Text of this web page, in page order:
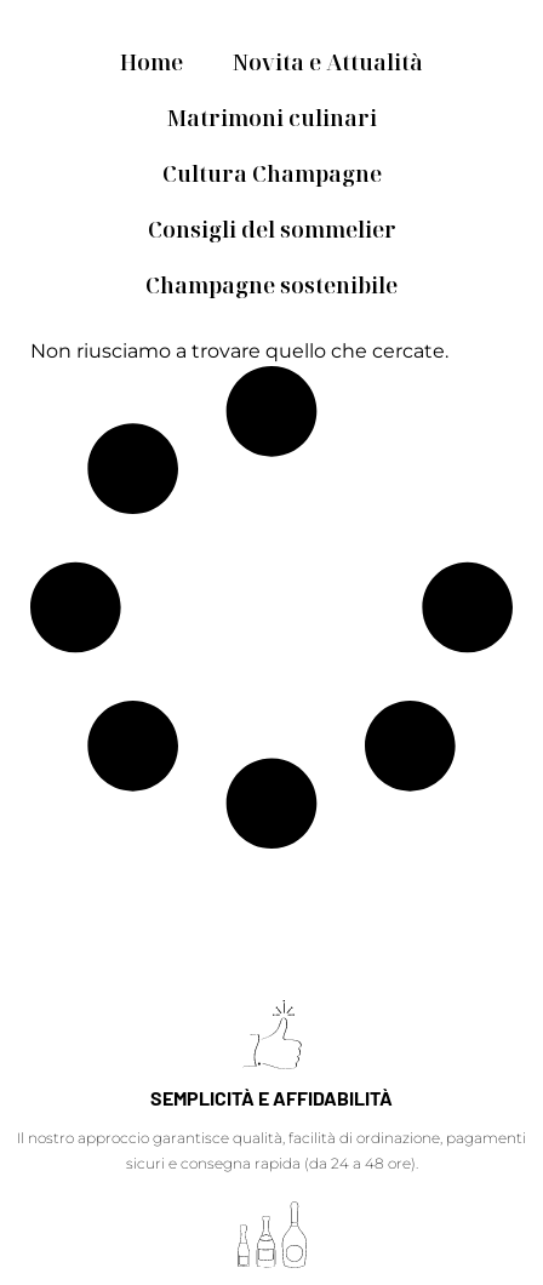
Home
Novita e Attualità
Matrimoni culinari
Cultura Champagne
Consigli del sommelier
Champagne sostenibile
Non riusciamo a trovare quello che cercate.
SEMPLICITÀ E AFFIDABILITÀ
Il nostro approccio garantisce qualità, facilità di ordinazione, pagamenti
sicuri e consegna rapida (da 24 a 48 ore).